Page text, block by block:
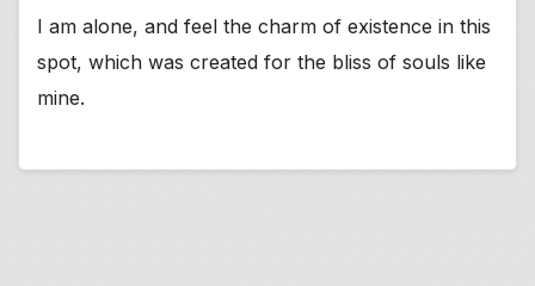
I am alone, and feel the charm of existence in this
spot, which was created for the bliss of souls like
mine.